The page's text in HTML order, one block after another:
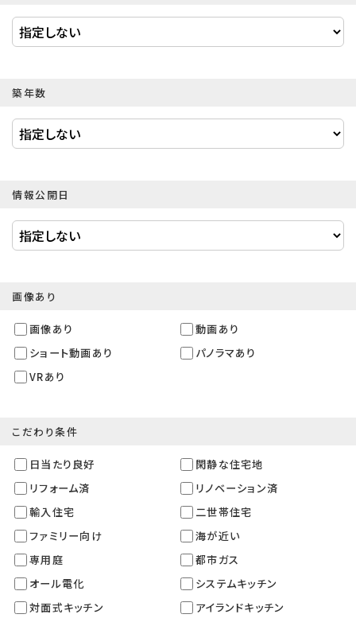
築年数
情報公開日
画像あり
画像あり
動画あり
ショート動画あり
パノラマあり
VRあり
こだわり条件
日当たり良好
閑静な住宅地
リフォーム済
リノベーション済
輸入住宅
二世帯住宅
ファミリー向け
海が近い
専用庭
都市ガス
オール電化
システムキッチン
対面式キッチン
アイランドキッチン